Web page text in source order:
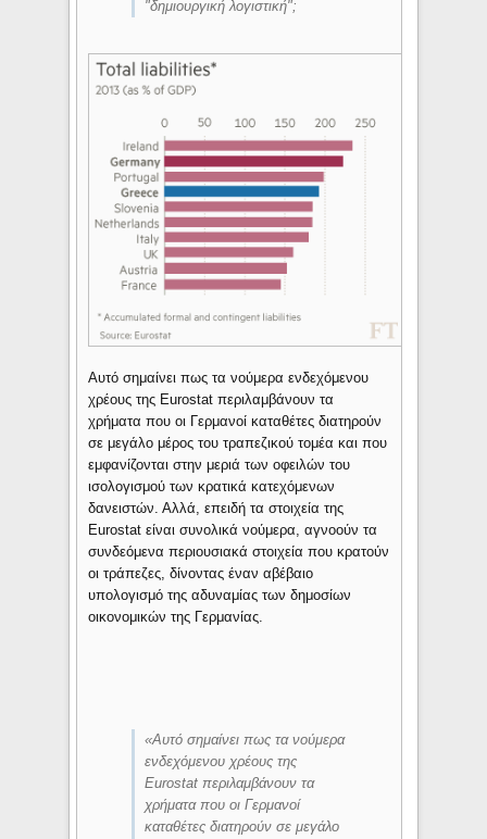
"δημιουργική λογιστική";
Αυτό σημαίνει πως τα νούμερα ενδεχόμενου
χρέους της Eurostat περιλαμβάνουν τα
χρήματα που οι Γερμανοί καταθέτες διατηρούν
σε μεγάλο μέρος του τραπεζικού τομέα και που
εμφανίζονται στην μεριά των οφειλών του
ισολογισμού των κρατικά κατεχόμενων
δανειστών. Αλλά, επειδή τα στοιχεία της
Eurostat είναι συνολικά νούμερα, αγνοούν τα
συνδεόμενα περιουσιακά στοιχεία που κρατούν
οι τράπεζες, δίνοντας έναν αβέβαιο
υπολογισμό της αδυναμίας των δημοσίων
οικονομικών της Γερμανίας.
«Αυτό σημαίνει πως τα νούμερα
ενδεχόμενου χρέους της
Eurostat περιλαμβάνουν τα
χρήματα που οι Γερμανοί
καταθέτες διατηρούν σε μεγάλο